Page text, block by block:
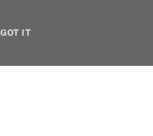
GOT IT